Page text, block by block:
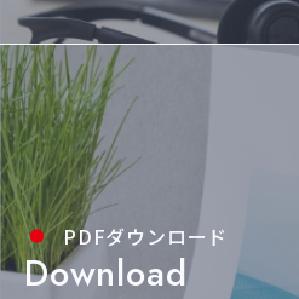
PDFダウンロード
Download